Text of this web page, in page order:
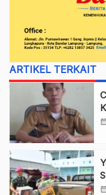
ARTIKEL TERKAIT